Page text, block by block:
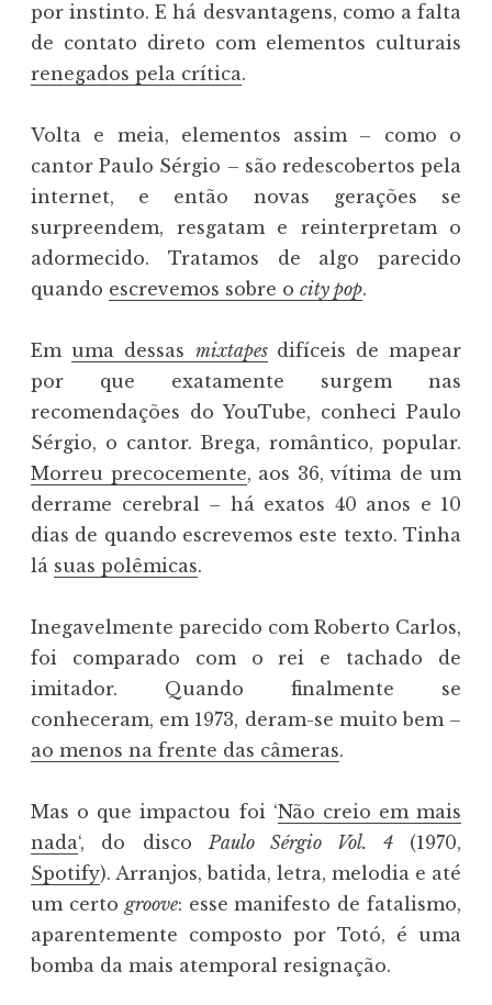
por instinto. E há desvantagens, como a falta
de contato direto com elementos culturais
renegados pela crítica.
Volta e meia, elementos assim – como o
cantor Paulo Sérgio – são redescobertos pela
internet, e então novas gerações se
surpreendem, resgatam e reinterpretam o
adormecido. Tratamos de algo parecido
quando escrevemos sobre o city pop.
Emuma dessas mixtapes difíceis de mapear
por que exatamente surgem nas
recomendações do YouTube, conheci Paulo
Sérgio, o cantor. Brega, romântico, popular.
Morreu precocemente, aos 36, vítima de um
derrame cerebral – há exatos 40 anos e 10
dias de quando escrevemos este texto. Tinha
lá suas polêmicas.
Inegavelmente parecido com Roberto Carlos,
foi comparado com o rei e tachado de
imitador. Quando finalmente se
conheceram, em 1973, deram-se muito bem –
ao menos na frente das câmeras.
Mas o que impactou foi ‘Não creio em mais
nada‘, do discoPaulo Sérgio Vol. 4(1970,
Spotify). Arranjos, batida, letra, melodia e até
um certo groove: esse manifesto de fatalismo,
aparentemente composto por Totó, é uma
bomba da mais atemporal resignação.